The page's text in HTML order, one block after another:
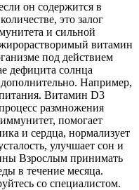
он содержится в
это залог
и сильной
витамин
под действием
дефицита солнца
Например,
Витамин D3
размножения
помогает
и сердца, нормализует
улучшает сон и
Взрослым принимать
в течение месяца.
со специалистом.